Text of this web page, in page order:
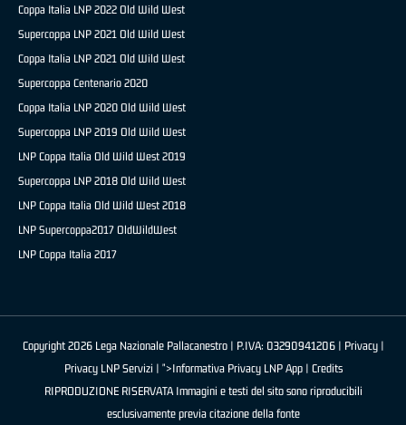
Coppa Italia LNP 2022 Old Wild West
Supercoppa LNP 2021 Old Wild West
Coppa Italia LNP 2021 Old Wild West
Supercoppa Centenario 2020
Coppa Italia LNP 2020 Old Wild West
Supercoppa LNP 2019 Old Wild West
LNP Coppa Italia Old Wild West 2019
Supercoppa LNP 2018 Old Wild West
LNP Coppa Italia Old Wild West 2018
LNP Supercoppa2017 OldWildWest
LNP Coppa Italia 2017
Copyright 2026 Lega Nazionale Pallacanestro | P.IVA: 03290941206 | Privacy|
Privacy LNP Servizi | ">Informativa Privacy LNP App | Credits
RIPRODUZIONE RISERVATA Immagini e testi del sito sono riproducibili
esclusivamente previa citazione della fonte